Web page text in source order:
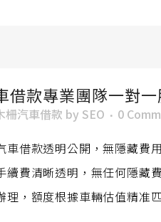
借款專業團隊一對
柵汽車借款 by SEO 0
車借款透明公開，無隱藏費
續費清晰透明，無任何隱藏
理，額度根據車輛估值精准